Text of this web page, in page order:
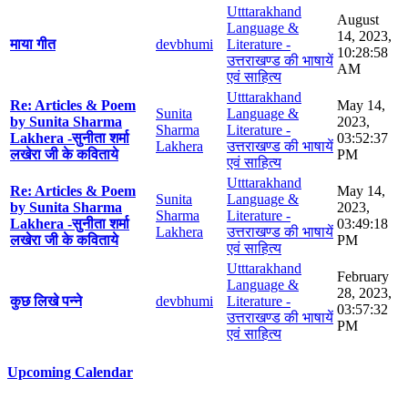
माया गीत devbhumi
Utttarakhand
Language &
Literature -
उत्तराखण्ड की भाषायें
एवं साहित्य
August
14, 2023,
10:28:58
AM
Re: Articles & Poem
by Sunita Sharma
Lakhera -सुनीता शर्मा
लखेरा जी के कविताये
Sunita
Sharma
Lakhera
Utttarakhand
Language &
Literature -
उत्तराखण्ड की भाषायें
एवं साहित्य
May 14,
2023,
03:52:37
PM
Re: Articles & Poem
by Sunita Sharma
Lakhera -सुनीता शर्मा
लखेरा जी के कविताये
Sunita
Sharma
Lakhera
Utttarakhand
Language &
Literature -
उत्तराखण्ड की भाषायें
एवं साहित्य
May 14,
2023,
03:49:18
PM
कुछ लिखे पन्ने devbhumi
Utttarakhand
Language &
Literature -
उत्तराखण्ड की भाषायें
एवं साहित्य
February
28, 2023,
03:57:32
PM
Upcoming Calendar